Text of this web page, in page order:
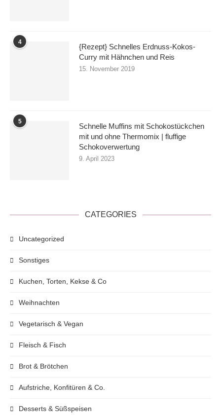
4
{Rezept} Schnelles Erdnuss-Kokos-
Curry mit Hähnchen und Reis
15. November 2019
5
Schnelle Muffins mit Schokostückchen
mit und ohne Thermomix | fluffige
Schokoverwertung
9. April 2023
CATEGORIES
Uncategorized
Sonstiges
Kuchen, Torten, Kekse & Co
Weihnachten
Vegetarisch & Vegan
Fleisch & Fisch
Brot & Brötchen
Aufstriche, Konfitüren & Co.
Desserts & Süßspeisen